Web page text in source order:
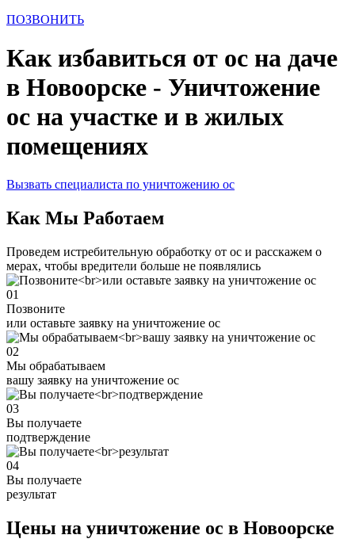
ПОЗВОНИТЬ
Как избавиться от ос на даче
в Новоорске - Уничтожение
ос на участке и в жилых
помещениях
Вызвать специалиста по уничтожению ос
Как Мы Работаем
Проведем истребительную обработку от ос и расскажем о
мерах, чтобы вредители больше не появлялись
01
Позвоните
или оставьте заявку на уничтожение ос
02
Мы обрабатываем
вашу заявку на уничтожение ос
03
Вы получаете
подтверждение
04
Вы получаете
результат
Цены на уничтожение ос в Новоорске